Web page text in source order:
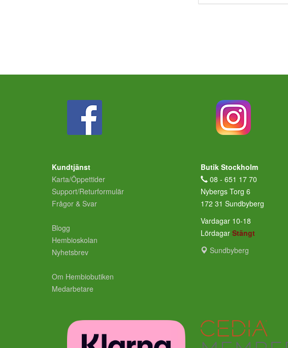
Kundtjänst
Karta/Öppettider
Support/Returformulär
Frågor & Svar
Blogg
Hembioskolan
Nyhetsbrev
Om Hembiobutiken
Medarbetare
Butik Stockholm
08 - 651 17 70
Nybergs Torg 6
172 31 Sundbyberg
Vardagar 10-18
Lördagar Stängt
Sundbyberg